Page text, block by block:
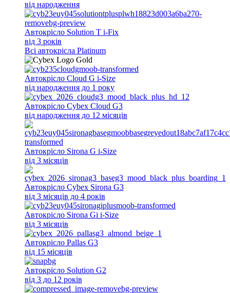
від народження
Автокрісло Solution T i-Fix
від 3 років
Всi автокрісла Platinum
Автокрісло Cloud G i-Size
від народження до 1 року
Автокрісло Cybex Cloud G3
від народження до 12 місяців
Автокрісло Sirona G i-Size
від 3 місяців
Автокрісло Cybex Sirona G3
від 3 місяців до 4 років
Автокрісло Sirona Gi i-Size
від 3 місяців
Автокрісло Pallas G3
від 15 місяців
Автокрісло Solution G2
від 3 до 12 років